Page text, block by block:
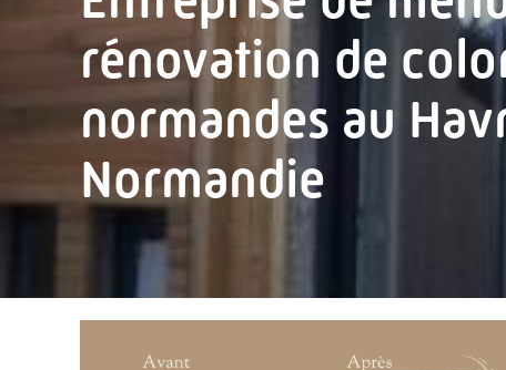
rénovation de
normandes au
Normandie